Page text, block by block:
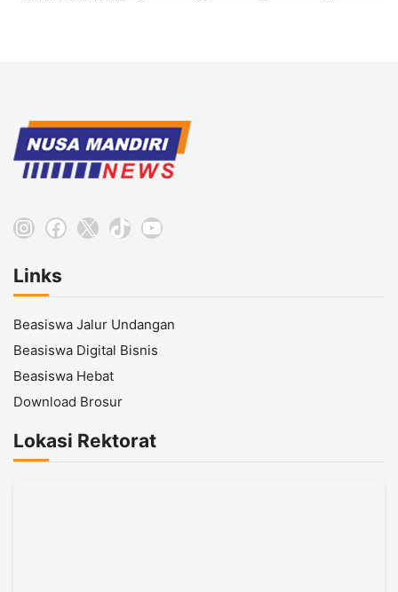
Instagram
Facebook
X TikTokYouTube
Links
Beasiswa Jalur Undangan
Beasiswa Digital Bisnis
Beasiswa Hebat
Download Brosur
Lokasi Rektorat